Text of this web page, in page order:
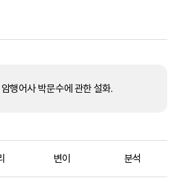
행어사 박문수에 관한 설화.
변이 분석